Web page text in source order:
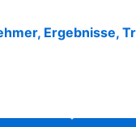
Ergebnisse,